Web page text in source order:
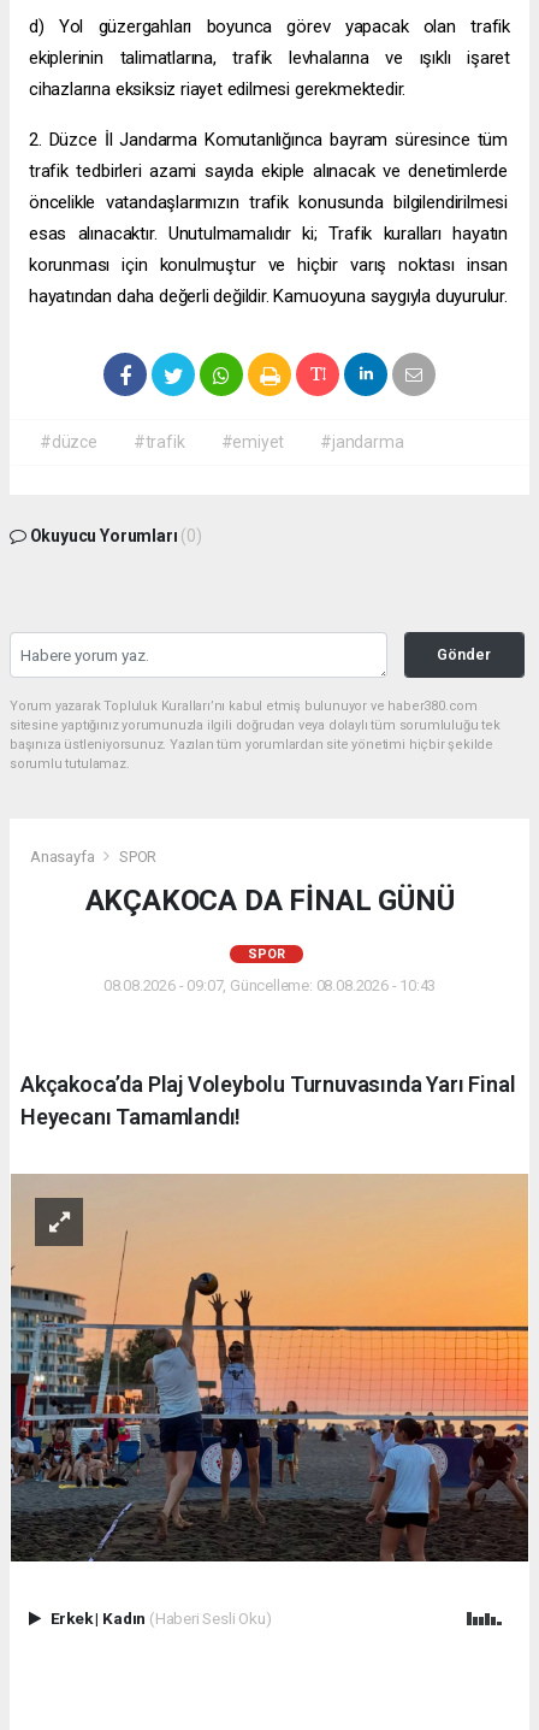
d) Yol güzergahları boyunca görev yapacak olan trafik
ekiplerinin talimatlarına, trafik levhalarına ve ışıklı işaret
cihazlarına eksiksiz riayet edilmesi gerekmektedir.
2. Düzce İl Jandarma Komutanlığınca bayram süresince tüm
trafik tedbirleri azami sayıda ekiple alınacak ve denetimlerde
öncelikle vatandaşlarımızın trafik konusunda bilgilendirilmesi
esas alınacaktır. Unutulmamalıdır ki;Trafik kuralları hayatın
korunması için konulmuştur ve hiçbir varış noktası insan
hayatından daha değerli değildir. Kamuoyuna saygıyla duyurulur.
#düzce #trafik #emiyet #jandarma
Okuyucu Yorumları (0)
Gönder
Yorum yazarak Topluluk Kuralları’nı kabul etmiş bulunuyor ve haber380.com
sitesine yaptığınız yorumunuzla ilgili doğrudan veya dolaylı tüm sorumluluğu tek
başınıza üstleniyorsunuz. Yazılan tüm yorumlardan site yönetimi hiçbir şekilde
sorumlu tutulamaz.
Anasayfa SPOR
AKÇAKOCA DA FİNAL GÜNÜ
SPOR
08.08.2026 - 09:07, Güncelleme: 08.08.2026 - 10:43
Akçakoca’da Plaj Voleybolu Turnuvasında Yarı Final
Heyecanı Tamamlandı!
Erkek| Kadın (Haberi Sesli Oku)